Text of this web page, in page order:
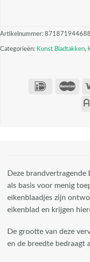
Artikelnummer:
Categorieën: Kunst Bladtakken,
Deze
als basis voor menig
eikenblaadjes zijn
eikenblad en krijgen
De grootte van deze
en de breedte bedraagt